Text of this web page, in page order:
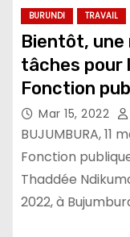
BURUNDI TRAVAIL
Bientôt,
tâches pour
Fonction
Mar 15, 2022
BUJUMBURA, 11
Fonction
Thaddée
2022, à